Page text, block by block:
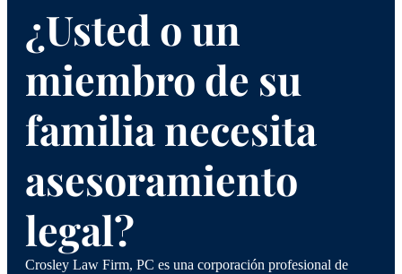
¿Usted o un
miembro de su
familia necesita
asesoramiento
legal?
Crosley Law Firm, PC es una corporación profesional de